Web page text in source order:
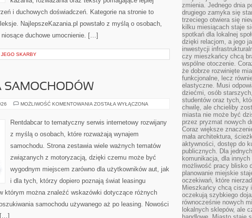
i duchowych doświadczeń. Kategorie na stronie to
NajlepszeKazania.pl powstało z myślą o osobach,
duchowe umocnienie. […]
SKARBY
SAMOCHODÓW
MOŻLIWOŚĆ KOMENTOWANIA WYPOŻYCZALNIA
ZOSTAŁA WYŁĄCZONA
Rentdabcar to tematyczny serwis internetowy rozwijany
z myślą o osobach, które rozważają wynajem
samochodu. Strona zestawia wiele ważnych tematów
związanych z motoryzacją, dzięki czemu może być
wygodnym miejscem zarówno dla użytkowników aut, jak
i dla tych, którzy dopiero poznają świat leasingu
którym można znaleźć wskazówki dotyczące różnych
samochodu używanego aż po leasing. Nowości
[…]
zmienia. Jednego dnia
drugiego zamyka się
trzeciego otwiera się
kilku miesiącach staje
spotkań dla lokalnej
dzięki relacjom, a jego
inwestycji
czy mieszkańcy chcą
wspólne otoczenie.
że dobrze rozwinięte
funkcjonalne, lecz
elastyczne. Musi
dziećmi, osób
studentów oraz tych,
chwilę, ale chcieliby
miasta nie może być
przez pryzmat nowych
Coraz większe
mała architektura,
aktywności, dostęp do
publicznych. Dla
komunikacja, dla
możliwość pracy blisko
planowanie miejskie
oczekiwań, które
Mieszkańcy chcą ciszy
oczekują szybkiego
równocześnie nowych
lokalnych sklepów, ale